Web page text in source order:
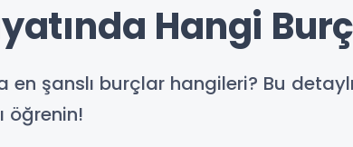
Hangi
en şanslı burçlar hangileri? Bu
öğrenin!